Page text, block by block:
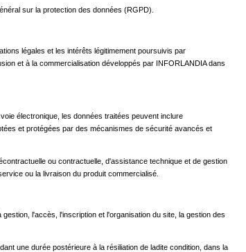
sur la protection des données (RGPD).
légales et les intérêts légitimement poursuivis par
et à la commercialisation développés par INFORLANDIA dans
électronique, les données traitées peuvent inclure
et protégées par des mécanismes de sécurité avancés et
ou contractuelle, d'assistance technique et de gestion
ou la livraison du produit commercialisé.
l'accès, l'inscription et l'organisation du site, la gestion des
une durée postérieure à la résiliation de ladite condition, dans la